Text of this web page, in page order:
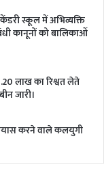
स्कूल में अभिव्यक्ति
कानूनों को बालिकाओं
लाख का रिश्वत लेते
जारी।
करने वाले कलयुगी